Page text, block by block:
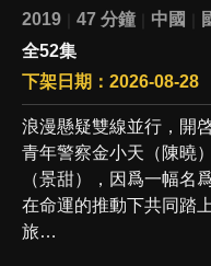
2019
47 分鐘 中國
全52集
下架日期：2026-08-28
浪漫懸疑雙線並行，開
青年警察金小天（陳曉
（景甜），因爲一幅名
在命運的推動下共同踏
旅…